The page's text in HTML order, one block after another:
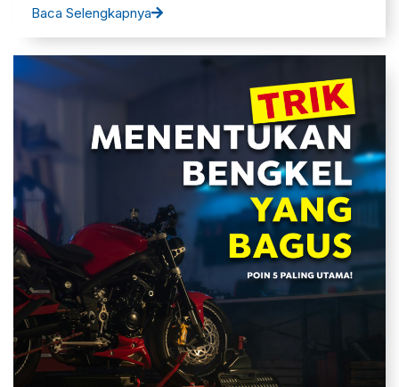
Baca Selengkapnya